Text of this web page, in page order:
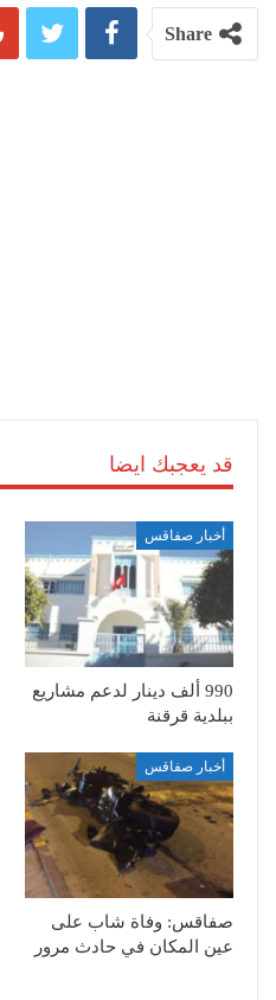
Share
قد يعجبك ايضا
أخبار صفاقس
990 ألف دينار لدعم مشاريع
ببلدية قرقنة
أخبار صفاقس
صفاقس: وفاة شاب على
عين المكان في حادث مرور